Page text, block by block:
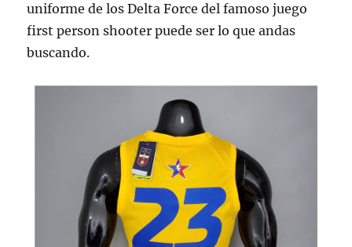
uniforme de los Delta Force del famoso juego
first person shooter puede ser lo que andas
buscando.